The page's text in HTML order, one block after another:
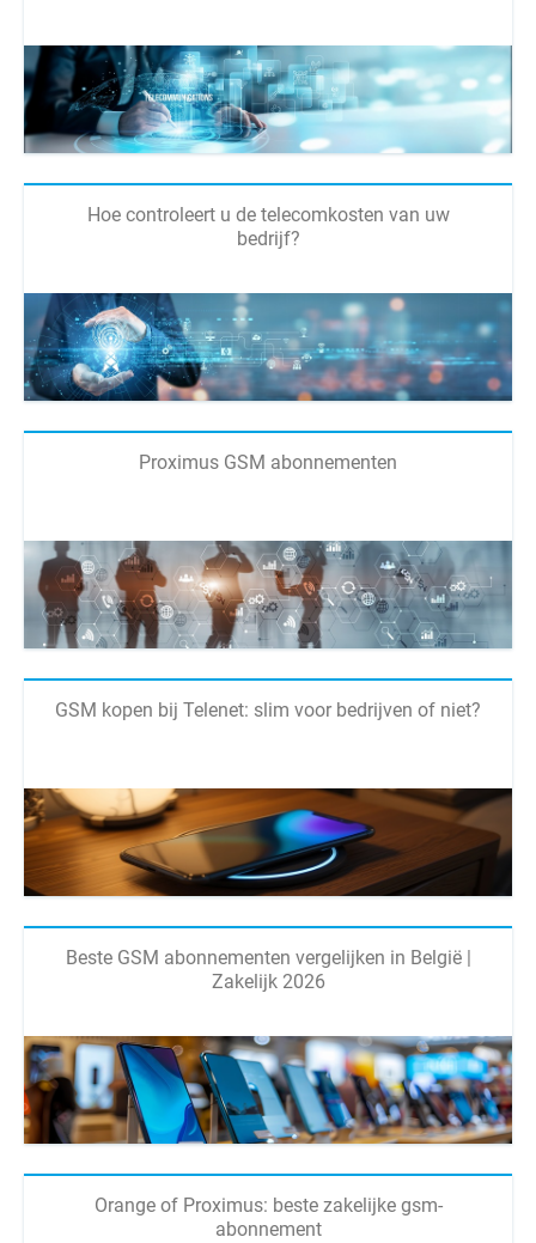
Hoe controleert u de telecomkosten van uw
bedrijf?
Proximus GSM abonnementen
GSM kopen bij Telenet: slim voor bedrijven of niet?
Beste GSM abonnementen vergelijken in België |
Zakelijk 2026
Orange of Proximus: beste zakelijke gsm-
abonnement